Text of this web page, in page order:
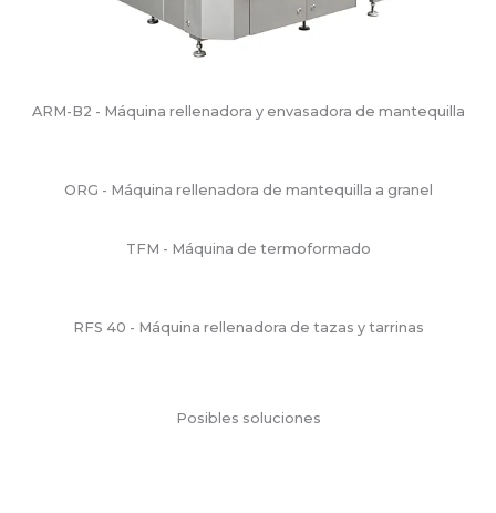
ARM-B2 - Máquina rellenadora y envasadora de mantequilla
ORG - Máquina rellenadora de mantequilla a granel
TFM - Máquina de termoformado
RFS 40 - Máquina rellenadora de tazas y tarrinas
Posibles soluciones